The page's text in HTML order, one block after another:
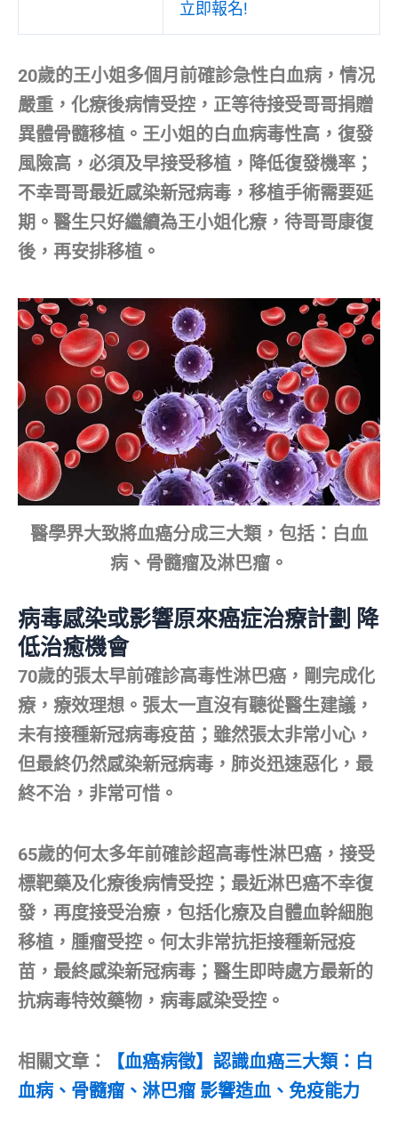
立即報名!
20歲的王小姐多個月前確診急性白血病，情况
嚴重，化療後病情受控，正等待接受哥哥捐贈
異體骨髓移植。王小姐的白血病毒性高，復發
風險高，必須及早接受移植，降低復發機率；
不幸哥哥最近感染新冠病毒，移植手術需要延
期。醫生只好繼續為王小姐化療，待哥哥康復
後，再安排移植。
醫學界大致將血癌分成三大類，包括：白血
病、骨髓瘤及淋巴瘤。
病毒感染或影響原來癌症治療計劃 降
低治癒機會
70歲的張太早前確診高毒性淋巴癌，剛完成化
療，療效理想。張太一直沒有聽從醫生建議，
未有接種新冠病毒疫苗；雖然張太非常小心，
但最終仍然感染新冠病毒，肺炎迅速惡化，最
終不治，非常可惜。
65歲的何太多年前確診超高毒性淋巴癌，接受
標靶藥及化療後病情受控；最近淋巴癌不幸復
發，再度接受治療，包括化療及自體血幹細胞
移植，腫瘤受控。何太非常抗拒接種新冠疫
苗，最終感染新冠病毒；醫生即時處方最新的
抗病毒特效藥物，病毒感染受控。
相關文章：
【血癌病徵】認識血癌三大類：白
血病、骨髓瘤、淋巴瘤 影響造血、免疫能力